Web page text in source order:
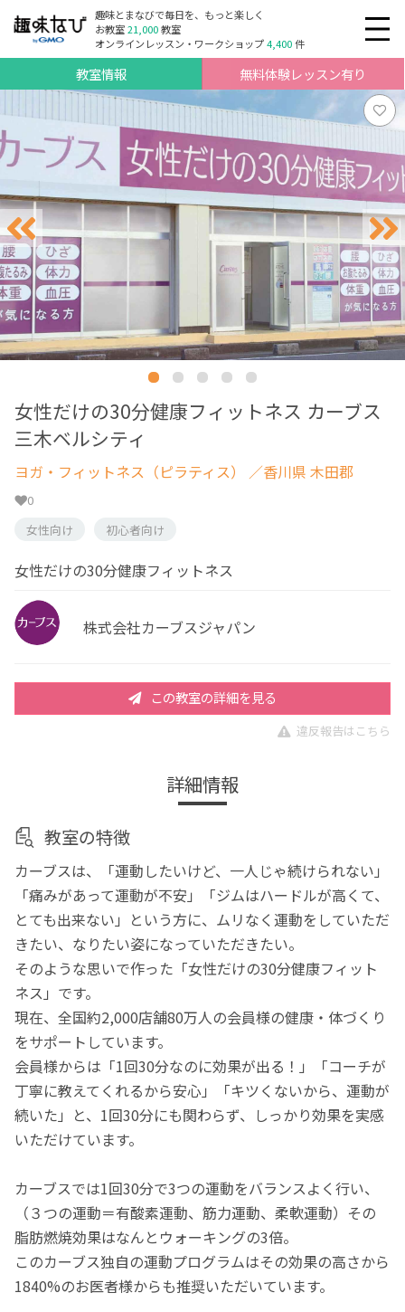
趣味とまなびで毎日を、もっと楽しく
お教室21,000教室
オンラインレッスン・ワークショップ4,400件
教室情報 無料体験レッスン有り
女性だけの30分健康フィットネス カーブス
三木ベルシティ
ヨガ・フィットネス（ピラティス） ／香川県 木田郡
0
女性向け
初心者向け
女性だけの30分健康フィットネス
株式会社カーブスジャパン
この教室の詳細を見る
違反報告はこちら
詳細情報
教室の特徴
カーブスは、「運動したいけど、一人じゃ続けられない」
「痛みがあって運動が不安」「ジムはハードルが高くて、
とても出来ない」という方に、ムリなく運動をしていただ
きたい、なりたい姿になっていただきたい。
そのような思いで作った「女性だけの30分健康フィット
ネス」です。
現在、全国約2,000店舗80万人の会員様の健康・体づくり
をサポートしています。
会員様からは「1回30分なのに効果が出る！」「コーチが
丁寧に教えてくれるから安心」「キツくないから、運動が
続いた」と、1回30分にも関わらず、しっかり効果を実感
いただけています。
カーブスでは1回30分で3つの運動をバランスよく行い、
（３つの運動＝有酸素運動、筋力運動、柔軟運動）その
脂肪燃焼効果はなんとウォーキングの3倍。
このカーブス独自の運動プログラムはその効果の高さから
1840%のお医者様からも推奨いただいています。